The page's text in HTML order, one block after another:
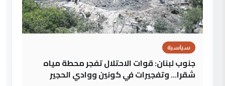
سياسية
جنوب لبنان: قوات الاحتلال تفجر محطة مياه
شقرا… وتفجيرات في كونين ووادي الحجير